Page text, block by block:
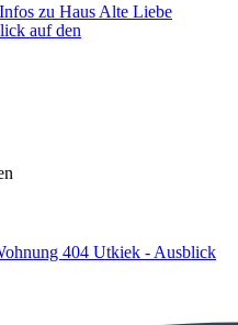
zu Haus Alte Liebe
auf den
404 Utkiek - Ausblick